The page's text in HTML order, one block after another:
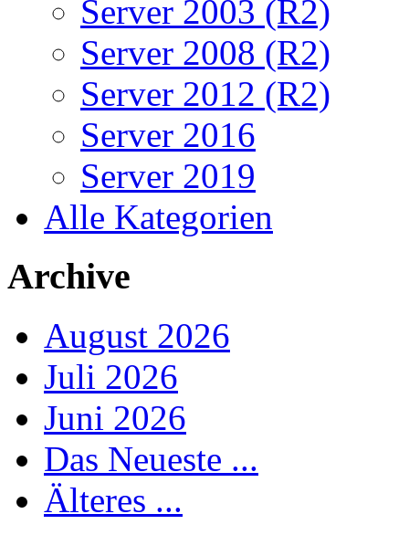
Server 2003 (R2)
Server 2008 (R2)
Server 2012 (R2)
Server 2016
Server 2019
Alle Kategorien
Archive
August 2026
Juli 2026
Juni 2026
Das Neueste ...
Älteres ...